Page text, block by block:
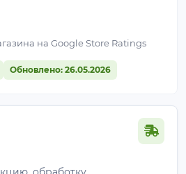
на Google Store Ratings
Обновлено: 26.05.2026